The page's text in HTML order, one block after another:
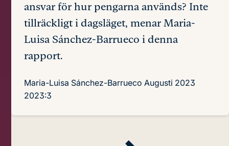
ansvar för hur pengarna används? Inte
tillräckligt i dagsläget, menar Maria-
Luisa Sánchez-Barrueco i denna
rapport.
Maria-Luisa Sánchez-Barrueco Augusti 2023
2023:3